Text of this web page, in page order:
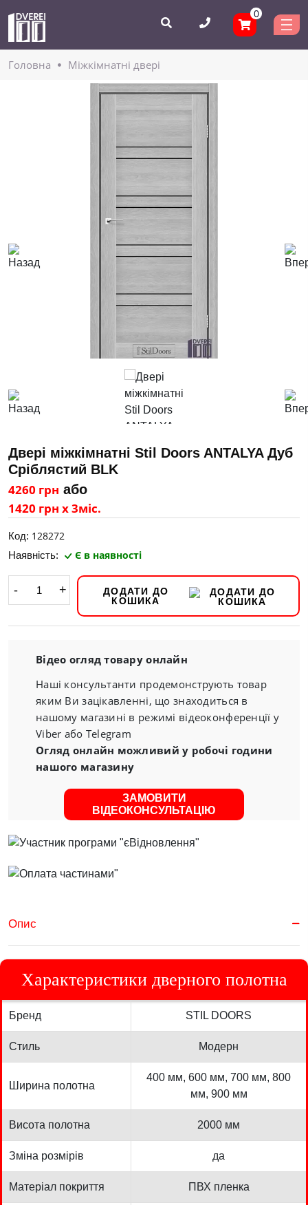
0
Головнa Міжкімнатні двері
Двері міжкімнатні Stil Doors ANTALYA Дуб
Сріблястий BLK
4260 грн або
1420 грн х 3міс.
Код: 128272
Наявність: Є в наявності
- +
ДОДАТИ ДО
КОШИКА
Відео огляд товару онлайн
Наші консультанти продемонструють товар
яким Ви зацікавленні, що знаходиться в
нашому магазині в режимі відеоконференції у
Viber або Telegram
Огляд онлайн можливий у робочі години
нашого магазину
ЗАМОВИТИ
ВІДЕОКОНСУЛЬТАЦІЮ
Опис
Характеристики дверного полотна
Бренд STIL DOORS
Стиль Модерн
Ширина полотна
400 мм, 600 мм, 700 мм, 800
мм, 900 мм
Висота полотна 2000 мм
Зміна розмірів да
Матеріал покриття ПВХ пленка